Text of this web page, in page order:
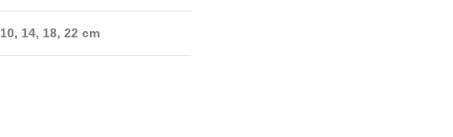
10, 14, 18, 22 cm